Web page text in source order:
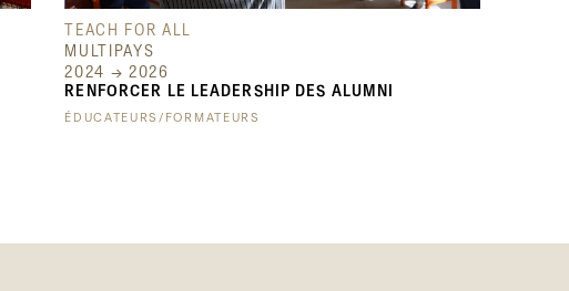
TEACH FOR ALL
MULTIPAYS
2024 → 2026
RENFORCER LE LEADERSHIP DES ALUMNI
ÉDUCATEURS/FORMATEURS